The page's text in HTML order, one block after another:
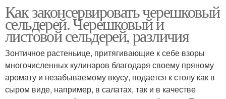
Как законсервировать черешковый
сельдерей. Черешковый и
листовой сельдерей, различия
Зонтичное растеньице, притягивающие к себе взоры
многочисленных кулинаров благодаря своему пряному
аромату и незабываемому вкусу, подается к столу как в
сыром виде, например, в салатах, так и в качестве